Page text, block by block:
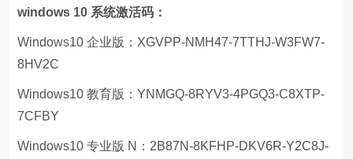
windows 10 系统激活码：
Windows10 企业版：XGVPP-NMH47-7TTHJ-W3FW7-
8HV2C
Windows10 教育版：YNMGQ-8RYV3-4PGQ3-C8XTP-
7CFBY
Windows10 专业版 N：2B87N-8KFHP-DKV6R-Y2C8J-